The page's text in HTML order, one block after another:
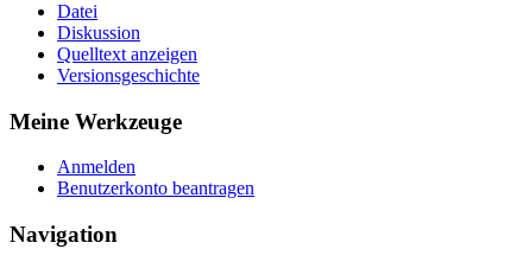
Datei
Diskussion
Quelltext anzeigen
Versionsgeschichte
Meine Werkzeuge
Anmelden
Benutzerkonto beantragen
Navigation